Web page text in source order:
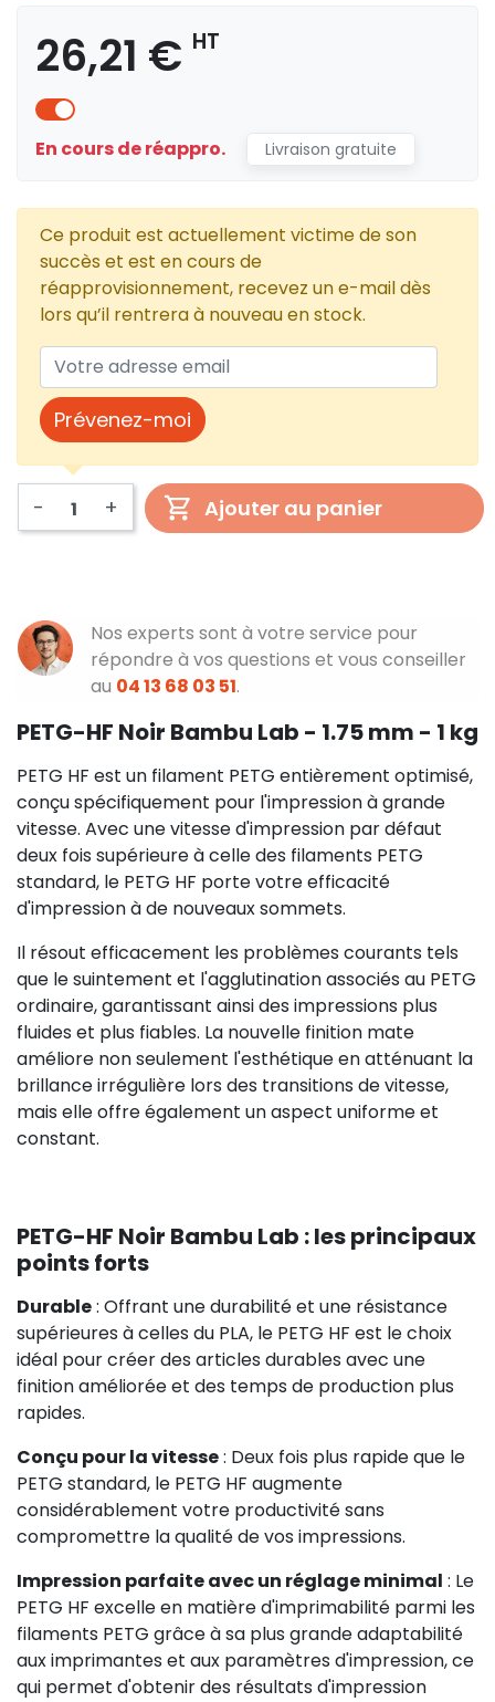
26,21 € HT
En cours de réappro. Livraison gratuite
Ce produit est actuellement victime de son
succès et est en cours de
réapprovisionnement, recevez un e-mail dès
lors qu’il rentrera à nouveau en stock.
Prévenez-moi
- + Ajouter au panier
Nos experts sont à votre service pour
répondre à vos questions et vous conseiller
au 04 13 68 03 51.
PETG-HF Noir Bambu Lab - 1.75 mm - 1 kg
PETG HF est un filament PETG entièrement optimisé,
conçu spécifiquement pour l'impression à grande
vitesse. Avec une vitesse d'impression par défaut
deux fois supérieure à celle des filaments PETG
standard, le PETG HF porte votre efficacité
d'impression à de nouveaux sommets.
Il résout efficacement les problèmes courants tels
que le suintement et l'agglutination associés au PETG
ordinaire, garantissant ainsi des impressions plus
fluides et plus fiables. La nouvelle finition mate
améliore non seulement l'esthétique en atténuant la
brillance irrégulière lors des transitions de vitesse,
mais elle offre également un aspect uniforme et
constant.
PETG-HF Noir Bambu Lab : les principaux
points forts
Durable: Offrant une durabilité et une résistance
supérieures à celles du PLA, le PETG HF est le choix
idéal pour créer des articles durables avec une
finition améliorée et des temps de production plus
rapides.
Conçu pour la vitesse: Deux fois plus rapide que le
PETG standard, le PETG HF augmente
considérablement votre productivité sans
compromettre la qualité de vos impressions.
Impression parfaite avec un réglage minimal : Le
PETG HF excelle en matière d'imprimabilité parmi les
filaments PETG grâce à sa plus grande adaptabilité
aux imprimantes et aux paramètres d'impression, ce
qui permet d'obtenir des résultats d'impression